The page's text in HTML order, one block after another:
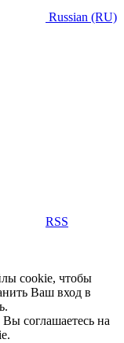
Russian (RU)
RSS
cookie, чтобы
Ваш вход в
соглашаетесь на